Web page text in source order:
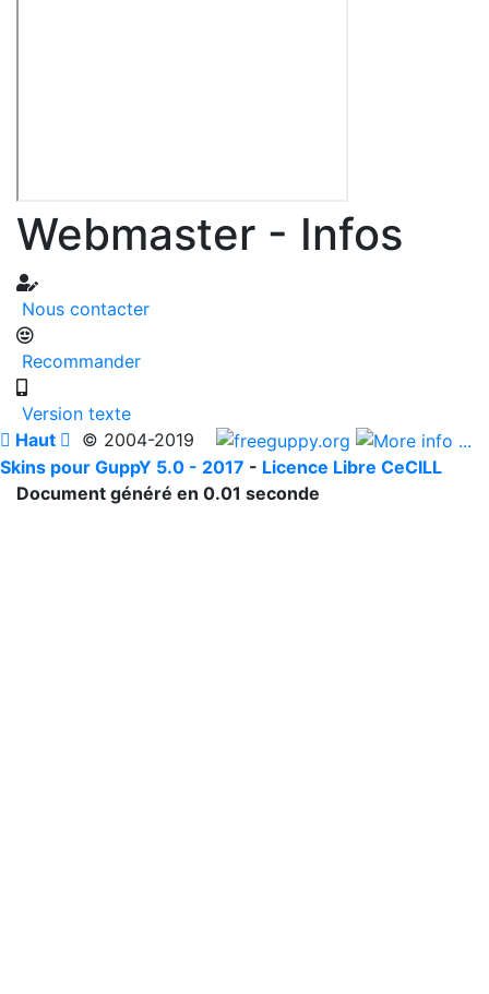
Webmaster - Infos
Nous contacter
Recommander
Version texte
 Haut  © 2004-2019
Skins pour GuppY 5.0 - 2017 - Licence Libre CeCILL
Document généré en 0.01 seconde